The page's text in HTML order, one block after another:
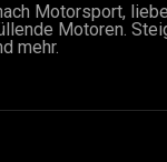
Motorsport,
Motoren.
mehr.